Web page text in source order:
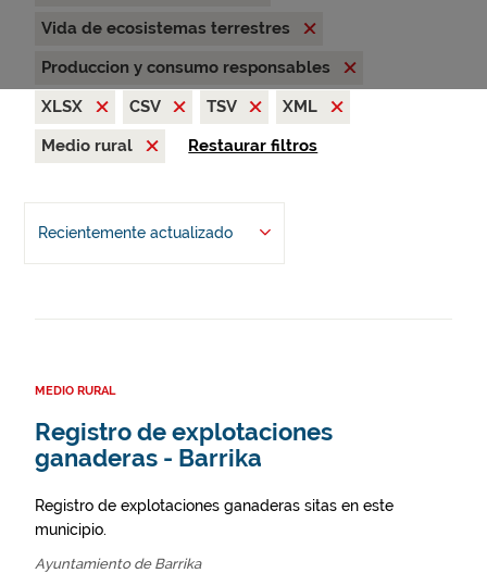
Vida de ecosistemas terrestres
Produccion y consumo responsables
XLSX
CSV TSV
XML
Medio rural
Restaurar filtros
Recientemente actualizado
MEDIO RURAL
Registro de explotaciones
ganaderas - Barrika
Registro de explotaciones ganaderas sitas en este
municipio.
Ayuntamiento de Barrika